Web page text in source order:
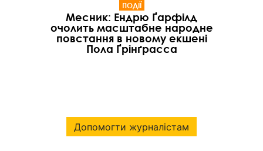
ПОДІЇ
Месник: Ендрю Ґарфілд
очолить масштабне народне
повстання в новому екшені
Пола Ґрінґрасса
Допомогти журналістам